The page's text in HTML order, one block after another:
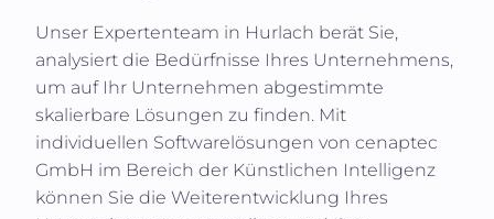
Unser Expertenteam in Hurlach berät Sie,
analysiert die Bedürfnisse Ihres Unternehmens,
um auf Ihr Unternehmen abgestimmte
skalierbare Lösungen zu finden. Mit
individuellen Softwarelösungen von cenaptec
GmbH im Bereich der Künstlichen Intelligenz
können Sie die Weiterentwicklung Ihres